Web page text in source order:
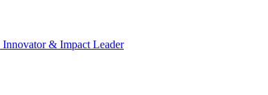
Innovator & Impact Leader